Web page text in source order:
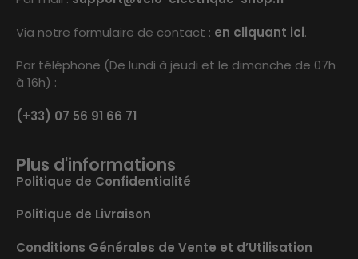
Via notre formulaire de contact : en cliquant ici.
Par téléphone (De lundi à jeudi et le dimanche de 07h
à 16h) :
(+33) 07 56 91 66 71
Plus d'informations
Politique de Confidentialité
Politique de Livraison
Conditions Générales de Vente et d’Utilisation